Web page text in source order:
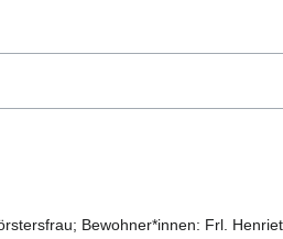
Bewohner*innen: Frl.